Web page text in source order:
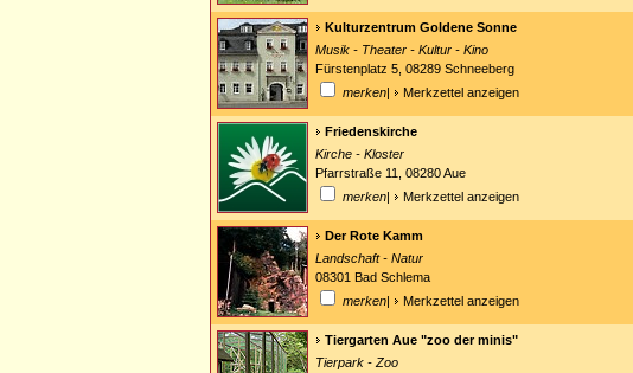
Kulturzentrum Goldene Sonne
Musik - Theater - Kultur - Kino
Fürstenplatz 5, 08289 Schneeberg
merken| Merkzettel anzeigen
Friedenskirche
Kirche - Kloster
Pfarrstraße 11, 08280 Aue
merken| Merkzettel anzeigen
Der Rote Kamm
Landschaft - Natur
08301 Bad Schlema
merken| Merkzettel anzeigen
Tiergarten Aue "zoo der minis"
Tierpark - Zoo